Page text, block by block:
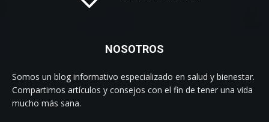
NOSOTROS
Somos un blog informativo especializado en salud y bienestar.
Compartimos artículos y consejos con el fin de tener una vida
mucho más sana.